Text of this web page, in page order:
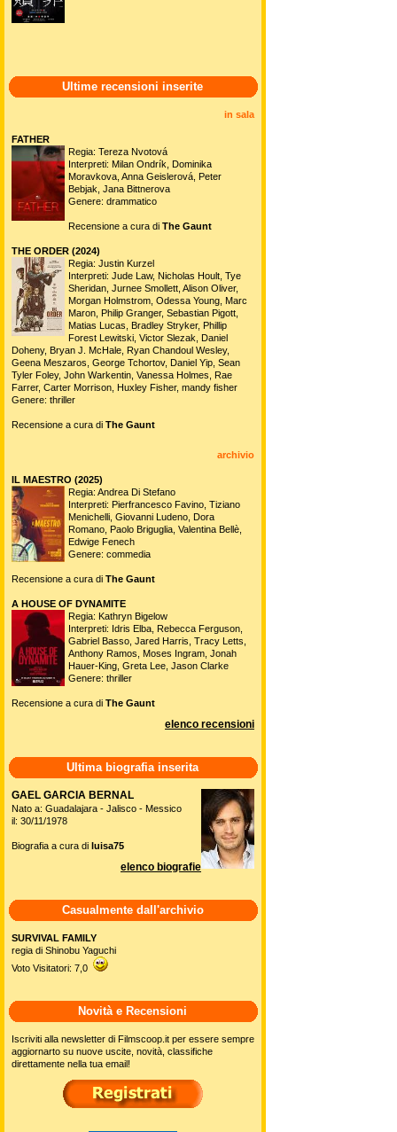
Ultime recensioni inserite
in sala
FATHER
Regia: Tereza Nvotová
Interpreti: Milan Ondrík, Dominika
Moravkova, Anna Geislerová, Peter
Bebjak, Jana Bittnerova
Genere: drammatico
Recensione a cura di The Gaunt
THE ORDER (2024)
Regia: Justin Kurzel
Interpreti: Jude Law, Nicholas Hoult, Tye
Sheridan, Jurnee Smollett, Alison Oliver,
Morgan Holmstrom, Odessa Young, Marc
Maron, Philip Granger, Sebastian Pigott,
Matias Lucas, Bradley Stryker, Phillip
Forest Lewitski, Victor Slezak, Daniel
Doheny, Bryan J. McHale, Ryan Chandoul Wesley,
Geena Meszaros, George Tchortov, Daniel Yip, Sean
Tyler Foley, John Warkentin, Vanessa Holmes, Rae
Farrer, Carter Morrison, Huxley Fisher, mandy fisher
Genere: thriller
Recensione a cura di The Gaunt
archivio
IL MAESTRO (2025)
Regia: Andrea Di Stefano
Interpreti: Pierfrancesco Favino, Tiziano
Menichelli, Giovanni Ludeno, Dora
Romano, Paolo Briguglia, Valentina Bellè,
Edwige Fenech
Genere: commedia
Recensione a cura di The Gaunt
A HOUSE OF DYNAMITE
Regia: Kathryn Bigelow
Interpreti: Idris Elba, Rebecca Ferguson,
Gabriel Basso, Jared Harris, Tracy Letts,
Anthony Ramos, Moses Ingram, Jonah
Hauer-King, Greta Lee, Jason Clarke
Genere: thriller
Recensione a cura di The Gaunt
elenco recensioni
Ultima biografia inserita
GAEL GARCIA BERNAL
Nato a: Guadalajara - Jalisco - Messico
il: 30/11/1978
Biografia a cura di luisa75
elenco biografie
Casualmente dall'archivio
SURVIVAL FAMILY
regia di Shinobu Yaguchi
Voto Visitatori: 7,0
Novità e Recensioni
Iscriviti alla newsletter di Filmscoop.it per essere sempre
aggiornarto su nuove uscite, novità, classifiche
direttamente nella tua email!